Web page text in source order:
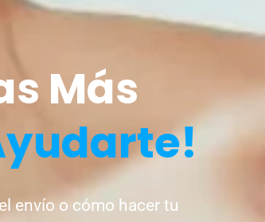
Más
envío o cómo hacer tu